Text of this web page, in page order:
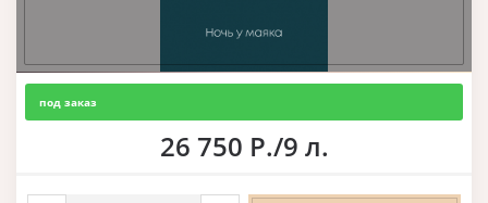
под заказ
26 750 Р./9 л.